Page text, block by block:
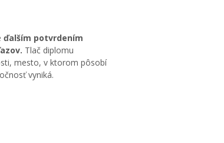
ďalším potvrdením
Tlač diplomu
mesto, v ktorom pôsobí
vyniká.